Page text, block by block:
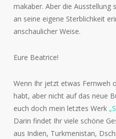
makaber. Aber die Ausstellung
an seine eigene Sterblichkeit
anschaulicher Weise.
Eure Beatrice!
Wenn Ihr jetzt etwas Fernweh
habt, aber nicht auf das neue
euch doch mein letztes Werk
Darin findet Ihr viele schöne
aus Indien, Turkmenistan,